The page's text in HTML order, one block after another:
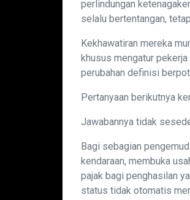
perlindungan
selalu bertentangan,
Kekhawatiran mereka
khusus mengatur
perubahan definisi
Pertanyaan berikutnya
Jawabannya tidak
Bagi sebagian
kendaraan, membuka
pajak bagi penghasilan
status tidak otomatis